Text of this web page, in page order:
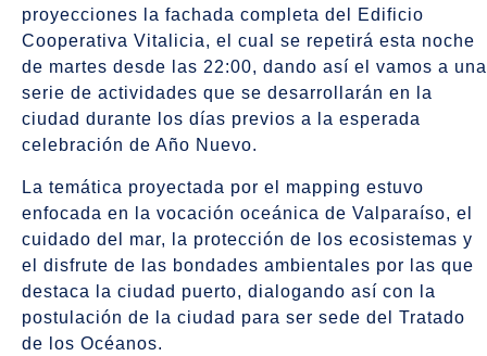
proyecciones la fachada completa del Edificio
Cooperativa Vitalicia, el cual se repetirá esta noche
de martes desde las 22:00, dando así el vamos a una
serie de actividades que se desarrollarán en la
ciudad durante los días previos a la esperada
celebración de Año Nuevo.
La temática proyectada por el mapping estuvo
enfocada en la vocación oceánica de Valparaíso, el
cuidado del mar, la protección de los ecosistemas y
el disfrute de las bondades ambientales por las que
destaca la ciudad puerto, dialogando así con la
postulación de la ciudad para ser sede del Tratado
de los Océanos.